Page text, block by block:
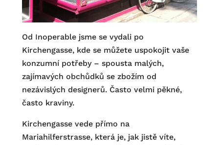
Od Inoperable jsme se vydali po
Kirchengasse, kde se můžete uspokojit vaše
konzumní potřeby – spousta malých,
zajímavých obchůdků se zbožím od
nezávislých designerů. Často velmi pěkné,
často kraviny.
Kirchengasse vede přímo na
Mariahilferstrasse, která je, jak jistě víte,